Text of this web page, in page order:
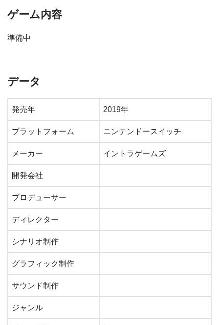
ゲーム内容
準備中
データ
発売年 2019年
プラットフォーム ニンテンドースイッチ
メーカー イントラゲームズ
開発会社
プロデューサー
ディレクター
シナリオ制作
グラフィック制作
サウンド制作
ジャンル